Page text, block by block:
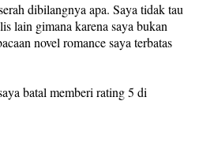
dibilangnya apa. Saya tidak tau
lain gimana karena saya bukan
novel romance saya terbatas
batal memberi rating 5 di